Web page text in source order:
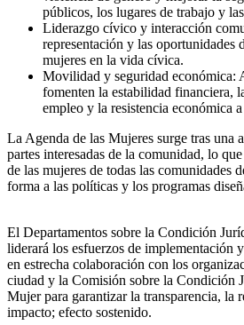
públicos, los lugares de trabajo y
Liderazgo cívico y interacción
representación y las oportunidades
mujeres en la vida cívica.
Movilidad y seguridad económica:
fomenten la estabilidad financiera,
empleo y la resistencia económica
La Agenda de las Mujeres surge tras una
partes interesadas de la comunidad, lo
de las mujeres de todas las comunidades
forma a las políticas y los programas
El Departamentos sobre la Condición
liderará los esfuerzos de implementación
en estrecha colaboración con los
ciudad y la Comisión sobre la Condición
Mujer para garantizar la transparencia, la
impacto; efecto sostenido.